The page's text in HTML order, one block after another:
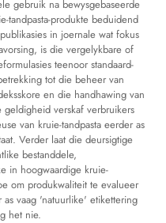
gebruik na bewysgebaseerde
tandpasta-produkte beduidend
in joernale wat fokus
is die vergelykbare of
teenoor standaard-
tot die beheer van
en die handhawing van
geldigheid verskaf verbruikers
van kruie-tandpasta eerder as
Verder laat die deursigtige
bestanddele,
in hoogwaardige kruie-
om produkwaliteit te evalueer
vaag 'natuurlike' etikettering
het nie.